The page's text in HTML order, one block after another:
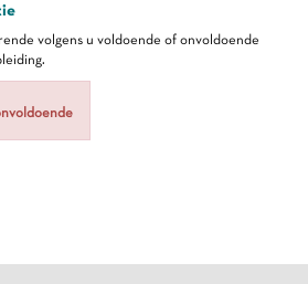
volgens u voldoende of onvoldoende